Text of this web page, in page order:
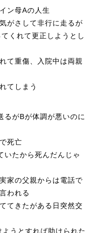
ン母Aの人生
がさして非行に走るが
くれて更正しようとし
て重傷、入院中は両親
てしまう
るがBが体調が悪いのに
死亡
いたから死んだんじゃ
家の父親からは電話で
われる
てきたがある日突然交
うとすれば助けられた